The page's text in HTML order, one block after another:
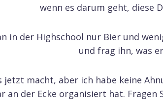
wenn es darum geht, diese
in der Highschool nur Bier und
und frag ihn, was
jetzt macht, aber ich habe keine
an der Ecke organisiert hat. Fragen